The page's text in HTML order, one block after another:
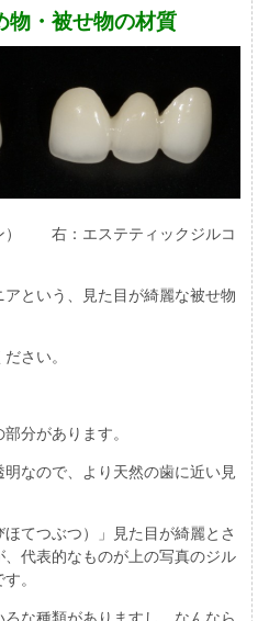
物・被せ物の材質
） 右：エステティックジルコ
アという、見た目が綺麗な被せ物
さい。
分があります。
なので、より天然の歯に近い見
てつぶつ）」見た目が綺麗とさ
代表的なものが上の写真のジル
。
な種類がありますし、なんなら